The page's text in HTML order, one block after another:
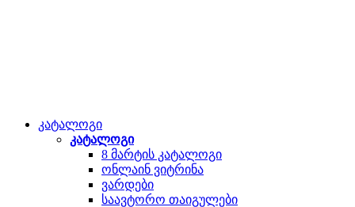
კატალოგი
კატალოგი
8 მარტის კატალოგი
ონლაინ ვიტრინა
ვარდები
საავტორო თაიგულები